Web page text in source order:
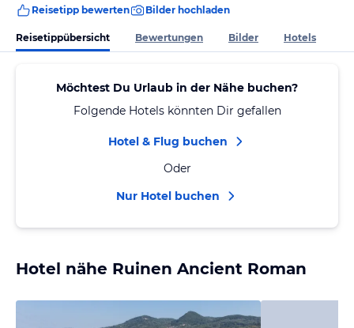
Reisetipp bewerten Bilder hochladen
Reisetippübersicht Bewertungen Bilder Hotels
Möchtest Du Urlaub in der Nähe buchen?
Folgende Hotels könnten Dir gefallen
Hotel & Flug buchen
Oder
Nur Hotel buchen
Hotel nähe Ruinen Ancient Roman